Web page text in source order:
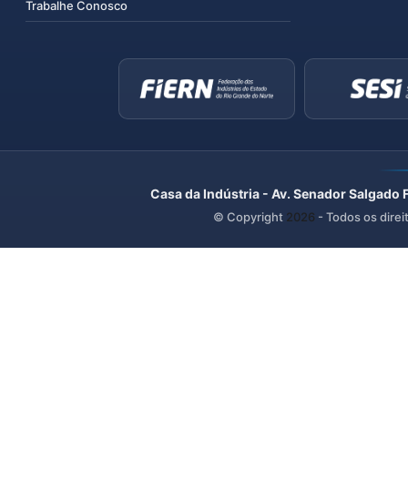
Trabalhe Conosco
Casa da Indústria - Av. Senador
© Copyright 2026 - Todos os